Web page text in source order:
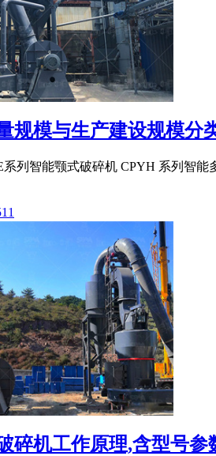
规模与生产建设规模分
系列智能颚式破碎机 CPYH 系列智
碎机工作原理,含型号参